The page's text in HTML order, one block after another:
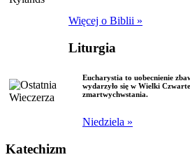
Więcej o Biblii »
Liturgia
Eucharystia to uobecnienie
wydarzyło się w Wielki
zmartwychwstania.
Niedziela »
Katechizm